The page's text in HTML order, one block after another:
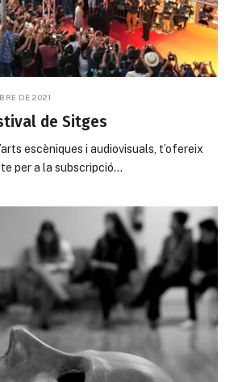
DE 2021
de Sitges
escèniques i audiovisuals, t’ofereix
per a la subscripció…